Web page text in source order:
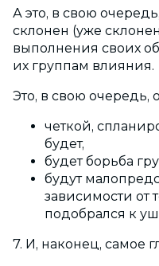
А это, в свою
склонен (уже
выполнения своих
их группам влияния.
Это, в свою очередь,
четкой,
будет,
будет борьба
будут
зависимости от
подобрался к
7. И, наконец, самое